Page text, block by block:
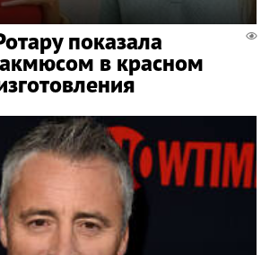
показала
в красном